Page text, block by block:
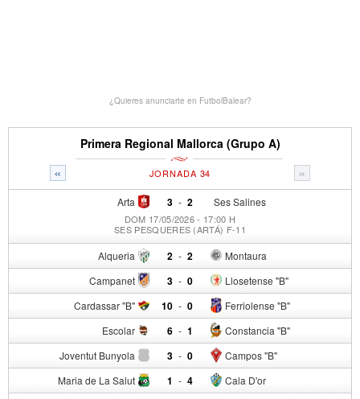
¿Quieres anunciarte en FutbolBalear?
Primera Regional Mallorca (Grupo A)
« »
JORNADA 34
Arta 3 - Ses Salines
2
DOM 17/05/2026 - 17:00 H
SES PESQUERES (ARTÁ) F-11
Alqueria 2 - Montaura
2
Campanet 3 - Llosetense "B"
0
Cardassar "B" 10 - Ferriolense "B"
0
Escolar 6 - Constancia "B"
1
Joventut Bunyola 3 - Campos "B"
0
Maria de La Salut 1 - Cala D'or
4